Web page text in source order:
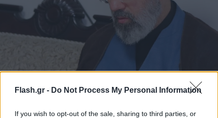
Flash.gr - Do Not Process My Personal Information
If you wish to opt-out of the sale, sharing to third parties, or